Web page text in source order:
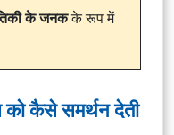
के जनकके रूप में
को कैसे समर्थन देती